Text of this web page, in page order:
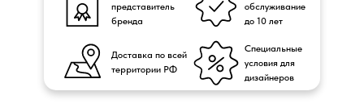
представитель
бренда
Доставка по всей
территории РФ
обслуживание
до 10 лет
Специальные
условия для
дизайнеров